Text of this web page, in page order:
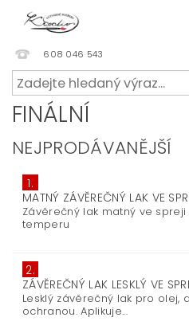
608 046 543
FINÁLNÍ
NEJPRODÁVANĚJŠÍ
1.
MATNÝ ZÁVĚREČNÝ LAK VE
Závěrečný lak matný ve
temperu
2.
ZÁVĚREČNÝ LAK LESKLÝ VE
Lesklý závěrečný lak pro olej,
ochranou. Aplikuje...